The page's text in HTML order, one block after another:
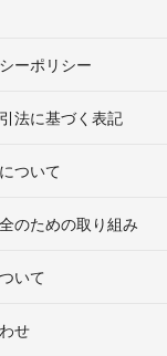
ーポリシー
法に基づく表記
ついて
のための取り組み
いて
せ